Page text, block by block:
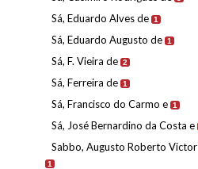
Sá, Eduardo Alves de 1
Sá, Eduardo Augusto de 1
Sá, F. Vieira de 2
Sá, Ferreira de 1
Sá, Francisco do Carmo e 1
Sá, José Bernardino da Costa e
Sabbo, Augusto Roberto Victor
1